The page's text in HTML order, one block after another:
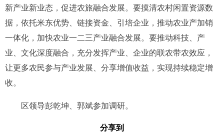
新产业新业态，促进农旅融合发展。要摸清农村闲置资源数
据，依托米东优势、链接资金、引培企业，推动农业产加销
一体化，加快农业一二三产业融合发展。要推动科技、产
业、文化深度融合，充分发挥产业、企业的联农带农效应，
让更多农民参与产业发展、分享增值收益，实现持续稳定增
收。
区领导彭乾坤、郭斌参加调研。
分享到